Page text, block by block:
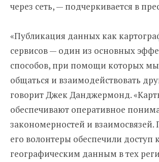
через сеть, — подчеркивается в
«Публикация данных как
сервисов — один из основных
способов, при помощи которых
общаться и взаимодействовать
говорит Джек Данджермонд.
обеспечивают оперативное
закономерностей и взаимосвязей.
его волонтеры обеспечили доступ
географическим данным в тех